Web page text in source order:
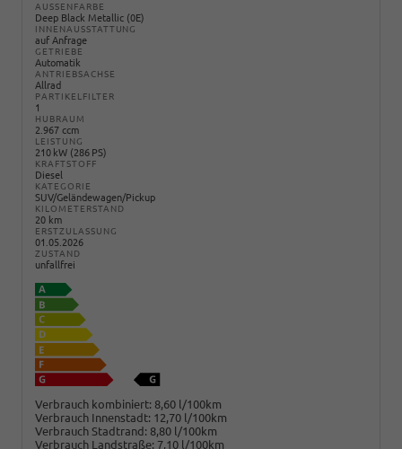
AUSSENFARBE
Deep Black Metallic (0E)
INNENAUSSTATTUNG
auf Anfrage
GETRIEBE
Automatik
ANTRIEBSACHSE
Allrad
PARTIKELFILTER
1
HUBRAUM
2.967 ccm
LEISTUNG
210 kW (286 PS)
KRAFTSTOFF
Diesel
KATEGORIE
SUV/Geländewagen/Pickup
KILOMETERSTAND
20 km
ERSTZULASSUNG
01.05.2026
ZUSTAND
unfallfrei
Verbrauch kombiniert: 8,60 l/100km
Verbrauch Innenstadt: 12,70 l/100km
Verbrauch Stadtrand: 8,80 l/100km
Verbrauch Landstraße: 7,10 l/100km